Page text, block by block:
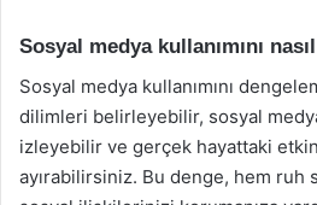
Sosyal medya kullanımını
Sosyal medya kullanımını
dilimleri belirleyebilir, sosyal
izleyebilir ve gerçek hayattaki
ayırabilirsiniz. Bu denge, hem ruh